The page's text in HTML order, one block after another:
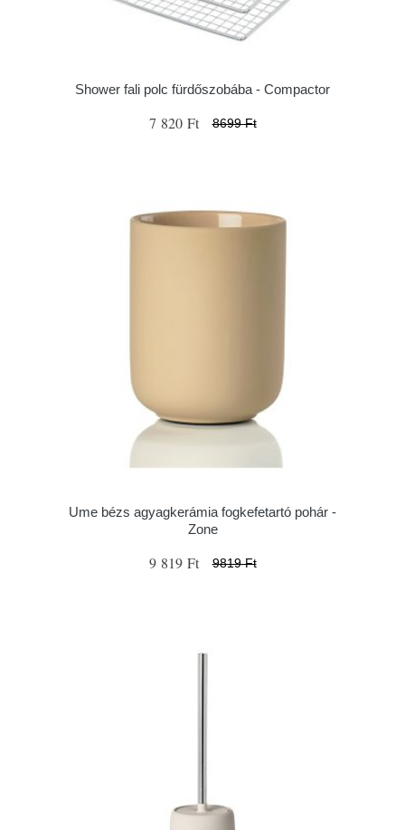
Shower fali polc fürdőszobába - Compactor
7 820 Ft 8699 Ft
Ume bézs agyagkerámia fogkefetartó pohár -
Zone
9 819 Ft 9819 Ft